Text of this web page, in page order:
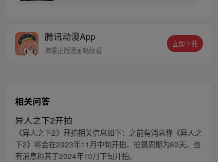
腾讯动漫App
海量正版漫画畅快看
立即下载
相关问答
异人之下2开拍
《异人之下2》开拍相关信息如下：之前有消息称《异人之
下2》将会在2023年11月中旬开拍，拍摄周期为80天。也
有消息称其于2024年10月下旬开拍。